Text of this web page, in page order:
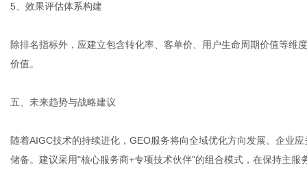
5、效果评估体系构建
除排名指标外，应建立包含转化率、客单价、用户生命周期价值等维
价值。
五、未来趋势与战略建议
随着AIGC技术的持续进化，GEO服务将向全域优化方向发展。企业
储备。建议采用"核心服务商+专项技术伙伴"的组合模式，在保持主